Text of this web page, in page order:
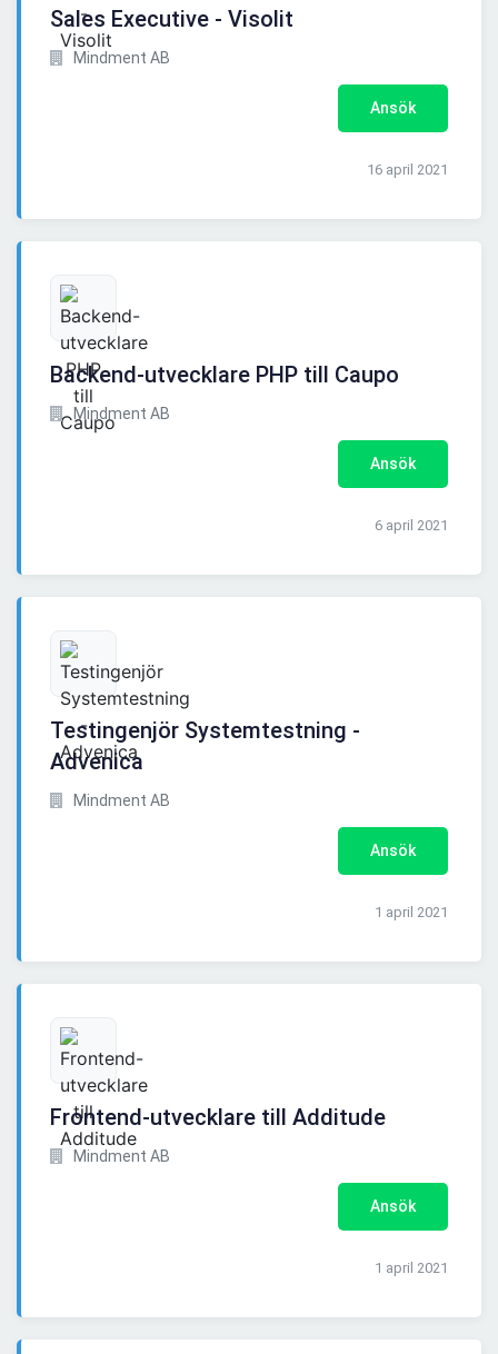
Sales Executive - Visolit
Mindment AB
Ansök
16 april 2021
Backend-utvecklare PHP till Caupo
Mindment AB
Ansök
6 april 2021
Testingenjör Systemtestning -
Advenica
Mindment AB
Ansök
1 april 2021
Frontend-utvecklare till Additude
Mindment AB
Ansök
1 april 2021